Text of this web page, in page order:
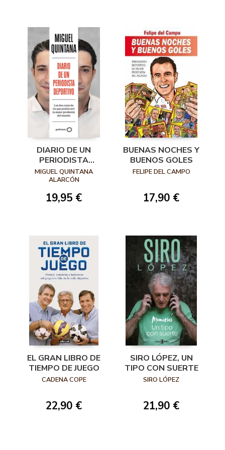
DIARIO DE UN
PERIODISTA
DEPORTIVO
MIGUEL QUINTANA
ALARCÓN
19,95 €
BUENAS NOCHES Y
BUENOS GOLES
FELIPE DEL CAMPO
17,90 €
EL GRAN LIBRO DE
TIEMPO DE JUEGO
CADENA COPE
22,90 €
SIRO LÓPEZ, UN
TIPO CON SUERTE
SIRO LÓPEZ
21,90 €